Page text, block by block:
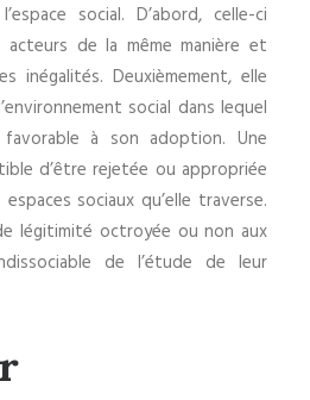
social. D’abord, celle-ci
de la même manière et
inégalités. Deuxièmement, elle
social dans lequel
à son adoption. Une
d’être rejetée ou appropriée
sociaux qu’elle traverse.
légitimité octroyée ou non aux
de l’étude de leur